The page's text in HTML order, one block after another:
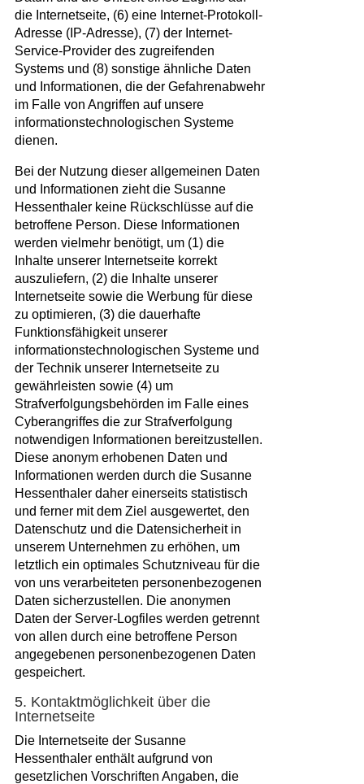
die Internetseite, (6) eine Internet-Protokoll-
Adresse (IP-Adresse), (7) der Internet-
Service-Provider des zugreifenden
Systems und (8) sonstige ähnliche Daten
und Informationen, die der Gefahrenabwehr
im Falle von Angriffen auf unsere
informationstechnologischen Systeme
dienen.
Bei der Nutzung dieser allgemeinen Daten
und Informationen zieht die Susanne
Hessenthaler keine Rückschlüsse auf die
betroffene Person. Diese Informationen
werden vielmehr benötigt, um (1) die
Inhalte unserer Internetseite korrekt
auszuliefern, (2) die Inhalte unserer
Internetseite sowie die Werbung für diese
zu optimieren, (3) die dauerhafte
Funktionsfähigkeit unserer
informationstechnologischen Systeme und
der Technik unserer Internetseite zu
gewährleisten sowie (4) um
Strafverfolgungsbehörden im Falle eines
Cyberangriffes die zur Strafverfolgung
notwendigen Informationen bereitzustellen.
Diese anonym erhobenen Daten und
Informationen werden durch die Susanne
Hessenthaler daher einerseits statistisch
und ferner mit dem Ziel ausgewertet, den
Datenschutz und die Datensicherheit in
unserem Unternehmen zu erhöhen, um
letztlich ein optimales Schutzniveau für die
von uns verarbeiteten personenbezogenen
Daten sicherzustellen. Die anonymen
Daten der Server-Logfiles werden getrennt
von allen durch eine betroffene Person
angegebenen personenbezogenen Daten
gespeichert.
5. Kontaktmöglichkeit über die
Internetseite
Die Internetseite der Susanne
Hessenthaler enthält aufgrund von
gesetzlichen Vorschriften Angaben, die